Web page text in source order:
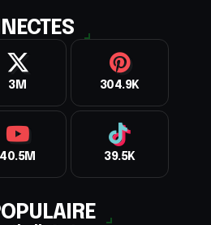
3M 304.9K
40.5M 39.5K